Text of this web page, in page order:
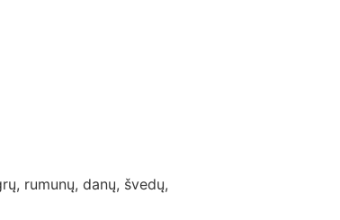
rumunų, danų, švedų,